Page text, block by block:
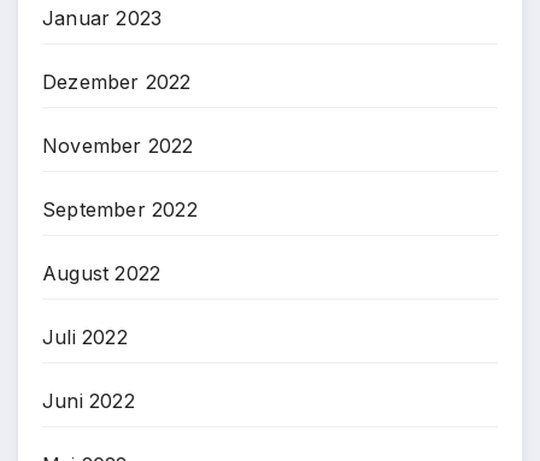
Januar 2023
Dezember 2022
November 2022
September 2022
August 2022
Juli 2022
Juni 2022